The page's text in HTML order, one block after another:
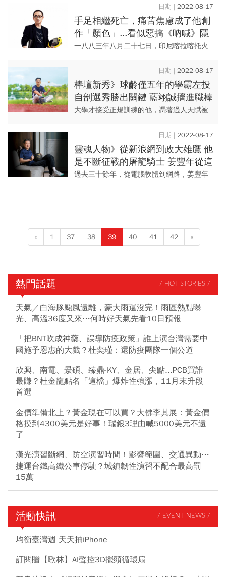
是天才，在棋盤上創造了一切，但他的偏
執，毀滅了棋盤以外的...
2022-08-17
手足相繼死亡，痛苦焦慮成了他創
作「顏色」...看似惡搞《吶喊》隱
藏著天才的愛與缺
一八八三年八月二十七日，印尼喀拉喀托火
奇觀，於十年後畫出《吶喊》。 至此，《吶
喊》成為焦慮、崩潰...
2022-08-17
棒壇新秀》球齡僅五年的學霸左投
自剖選秀勝出關鍵 藍翊誠擠進職棒
窄門 「有台大文憑當後盾 我才敢
大學才接受正規訓練的他，憑著過人天賦被
手藍翊誠認為，是台大教會他如何面對問題
並思考對策，讓他能以嚴謹成...
2022-08-17
靈魂人物》從新浪網到政大雄鷹 他
是不斷征戰的屠龍騎士 姜豐年從這
支球隊 找到面對人生課題的力量
過去三十餘年，從電腦軟體到網路，姜豐年
« 1 37 38 39 40 41 42 »
熱門話題 / HOT STORIES /
天氣／白海豚颱風遠離，豪大雨還沒完！雨區熱點曝
光、高溫36度又來…何時好天氣先看10日預報
「把BNT吹成神藥、誤導防疫政策」誰上演台灣需要中
國施予恩惠的大戲？杜奕瑾：還防疫團隊一個公道
欣興、南電、景碩、臻鼎-KY、金居、尖點...PCB買誰
最賺？杜金龍點名「這檔」爆炸性強漲，11月末升段
首選
金價準備北上？黃金現在可以買？大佛李其展：黃金價
格摸到4300美元是好事！瑞銀3理由喊5000美元不遠
了
漢光演習斷網、防空演習時間！影響範圍、交通異動…
捷運台鐵高鐵公車停駛？城鎮韌性演習不配合最高罰
15萬
活動快訊 / EVENT NEWS /
均衡臺灣週 天天抽iPhone
訂閱贈【歌林】AI聲控3D擺頭循環扇